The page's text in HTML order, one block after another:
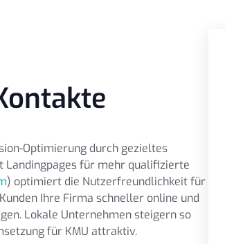
Optimierung durch gezieltes
für mehr qualifizierte
) optimiert die Nutzerfreundlichkeit für
Ihre Firma schneller online und
Lokale Unternehmen steigern so
für KMU attraktiv.